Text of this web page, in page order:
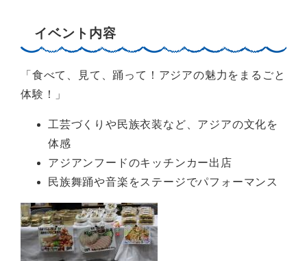
イベント内容
「食べて、見て、踊って！アジアの魅力をまるごと
体験！」
工芸づくりや民族衣装など、アジアの文化を
体感
アジアンフードのキッチンカー出店
民族舞踊や音楽をステージでパフォーマンス